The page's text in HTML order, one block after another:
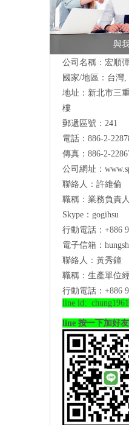
與
公司名稱：宏順
國家/地區：台灣,
地址：新北市三
樓
郵遞區號：241
電話：886-2-
傳真：886-2-
公司網址：
聯絡人：許維倫
職稱：業務負責人
Skype：gogihsu
行動電話：+886
電子信箱：
聯絡人：黃秀鐘
職稱：生產單位
行動電話：+886
line id:
line 按一下加好友